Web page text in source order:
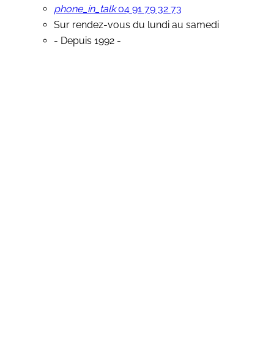
phone_in_talk 04 91 79 32 73
Sur rendez-vous du lundi au samedi
- Depuis 1992 -